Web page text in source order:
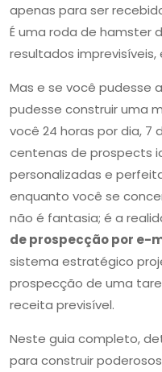
apenas para ser
É uma roda de hamster
resultados
Mas e se você pudesse
pudesse construir uma
você 24 horas por dia, 7
centenas de prospects
personalizadas e
enquanto você se
não é fantasia; é a
de prospecção por e-
sistema estratégico
prospecção de uma
receita previsível.
Neste guia completo,
para construir poderosos